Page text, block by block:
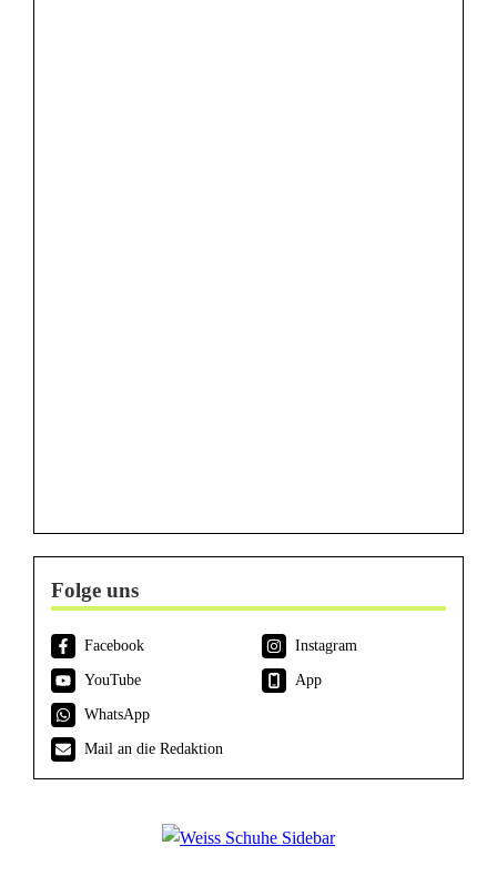
Folge uns
Facebook
Instagram
YouTube
App
WhatsApp
Mail an die Redaktion